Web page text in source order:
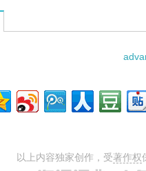
Distribution System的相关资
以上内容独家创作，受著作权